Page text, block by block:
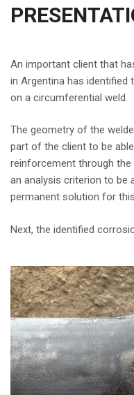
An important client that
in Argentina has
on a circumferential weld.
The geometry of the
part of the client to be
reinforcement through
an analysis criterion to be
permanent solution for
Next, the identified